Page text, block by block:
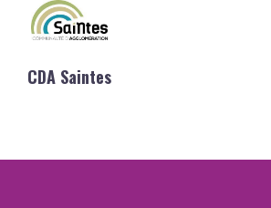
CDA Saintes